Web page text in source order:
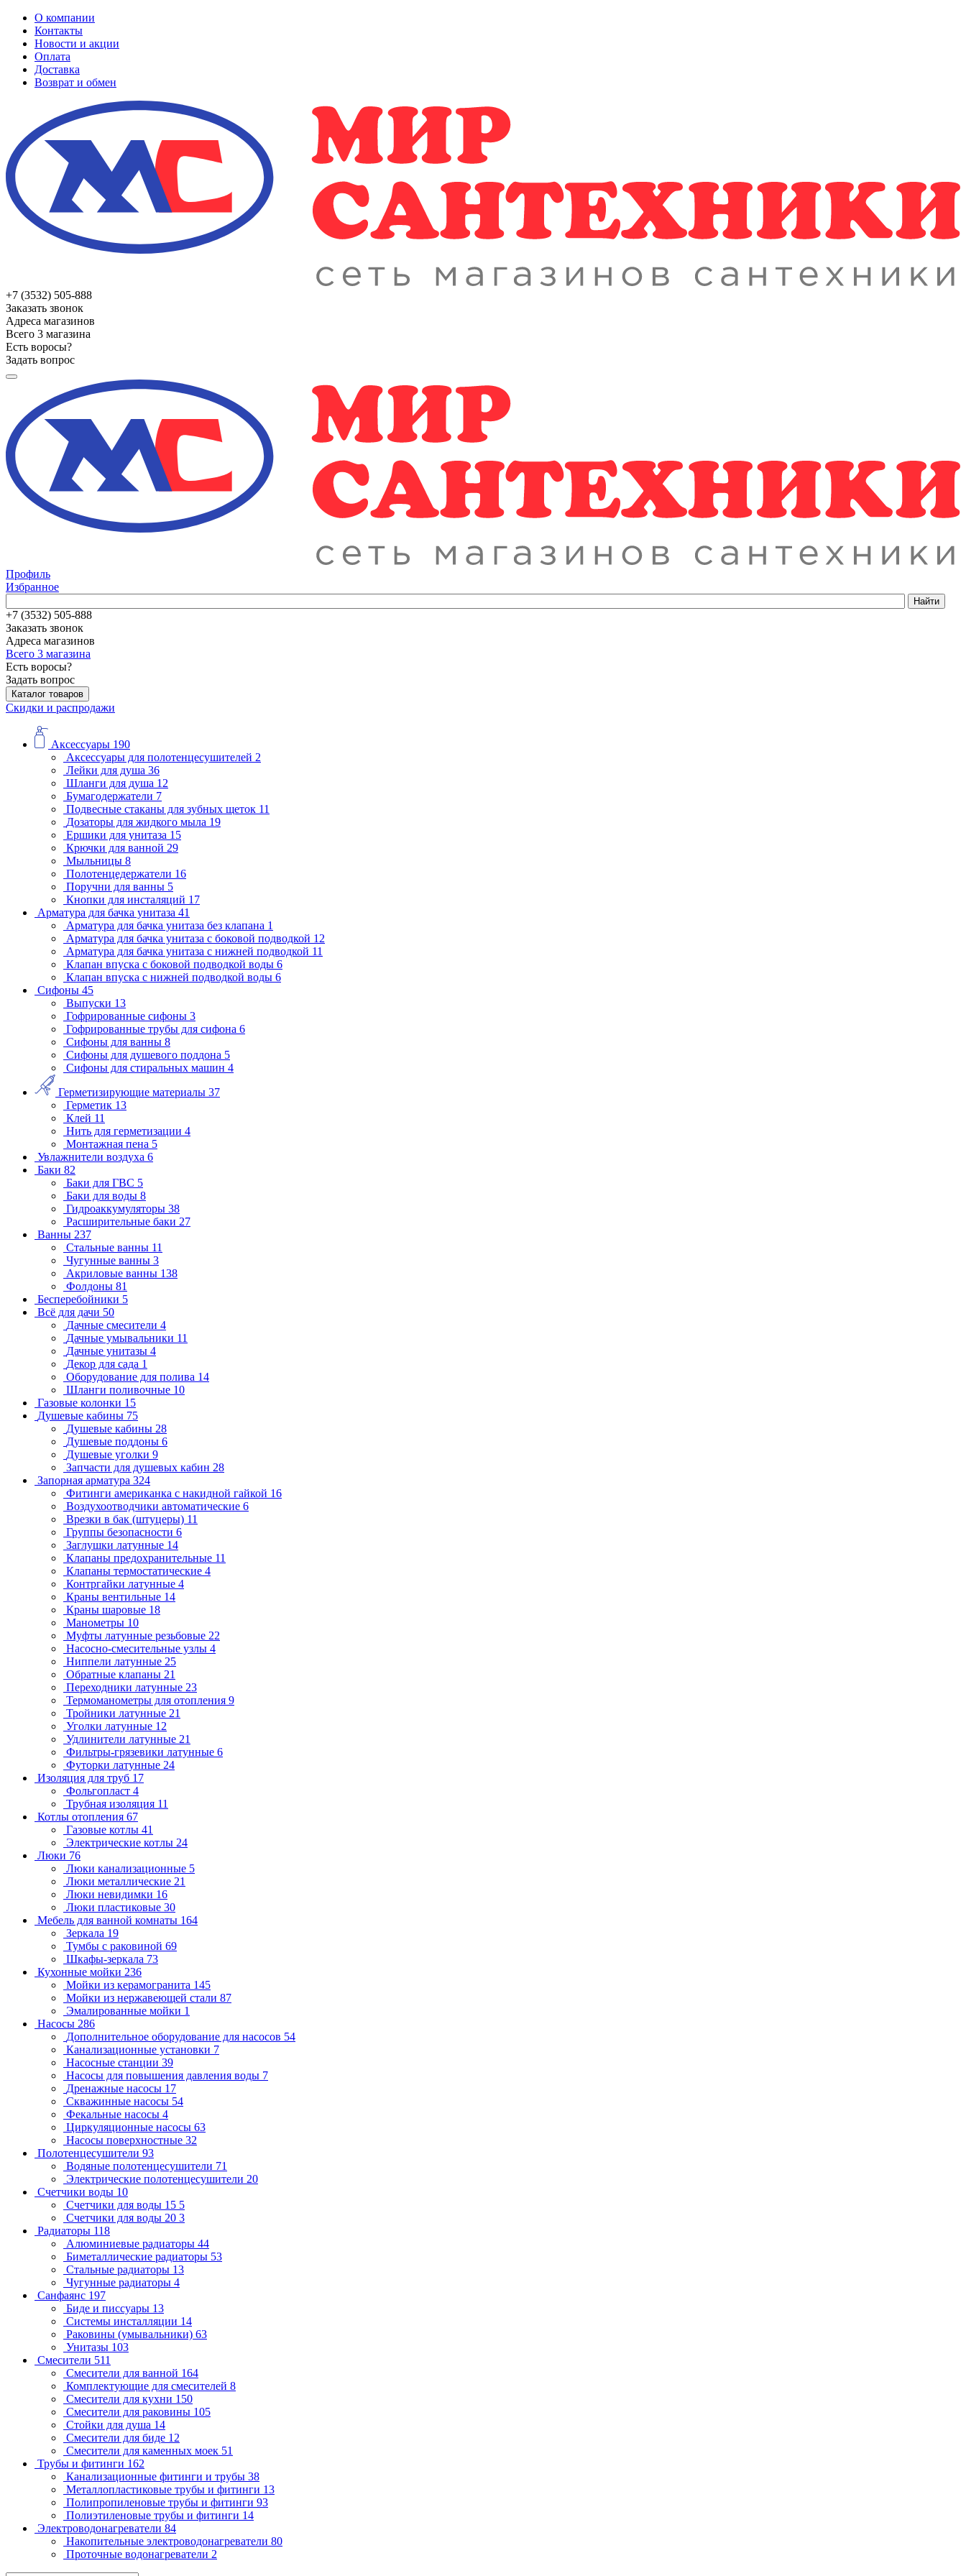
О компании
Контакты
Новости и акции
Оплата
Доставка
Возврат и обмен
+7 (3532) 505-888
Заказать звонок
Адреса магазинов
Всего 3 магазина
Есть воросы?
Задать вопрос
Профиль
Избранное
Найти
+7 (3532) 505-888
Заказать звонок
Адреса магазинов
Всего 3 магазина
Есть воросы?
Задать вопрос
Каталог товаров
Скидки и распродажи
Аксессуары 190
Аксессуары для полотенцесушителей 2
Лейки для душа 36
Шланги для душа 12
Бумагодержатели 7
Подвесные стаканы для зубных щеток 11
Дозаторы для жидкого мыла 19
Ершики для унитаза 15
Крючки для ванной 29
Мыльницы 8
Полотенцедержатели 16
Поручни для ванны 5
Кнопки для инсталяций 17
Арматура для бачка унитаза 41
Арматура для бачка унитаза без клапана 1
Арматура для бачка унитаза с боковой подводкой 12
Арматура для бачка унитаза с нижней подводкой 11
Клапан впуска с боковой подводкой воды 6
Клапан впуска с нижней подводкой воды 6
Сифоны 45
Выпуски 13
Гофрированные сифоны 3
Гофрированные трубы для сифона 6
Сифоны для ванны 8
Сифоны для душевого поддона 5
Сифоны для стиральных машин 4
Герметизирующие материалы 37
Герметик 13
Клей 11
Нить для герметизации 4
Монтажная пена 5
Увлажнители воздуха 6
Баки 82
Баки для ГВС 5
Баки для воды 8
Гидроаккумуляторы 38
Расширительные баки 27
Ванны 237
Стальные ванны 11
Чугунные ванны 3
Акриловые ванны 138
Фолдоны 81
Бесперебойники 5
Всё для дачи 50
Дачные смесители 4
Дачные умывальники 11
Дачные унитазы 4
Декор для сада 1
Оборудование для полива 14
Шланги поливочные 10
Газовые колонки 15
Душевые кабины 75
Душевые кабины 28
Душевые поддоны 6
Душевые уголки 9
Запчасти для душевых кабин 28
Запорная арматура 324
Фитинги американка с накидной гайкой 16
Воздухоотводчики автоматические 6
Врезки в бак (штуцеры) 11
Группы безопасности 6
Заглушки латунные 14
Клапаны предохранительные 11
Клапаны термостатические 4
Контргайки латунные 4
Краны вентильные 14
Краны шаровые 18
Манометры 10
Муфты латунные резьбовые 22
Насосно-смесительные узлы 4
Ниппели латунные 25
Обратные клапаны 21
Переходники латунные 23
Термоманометры для отопления 9
Тройники латунные 21
Уголки латунные 12
Удлинители латунные 21
Фильтры-грязевики латунные 6
Футорки латунные 24
Изоляция для труб 17
Фольгопласт 4
Трубная изоляция 11
Котлы отопления 67
Газовые котлы 41
Электрические котлы 24
Люки 76
Люки канализационные 5
Люки металлические 21
Люки невидимки 16
Люки пластиковые 30
Мебель для ванной комнаты 164
Зеркала 19
Тумбы с раковиной 69
Шкафы-зеркала 73
Кухонные мойки 236
Мойки из керамогранита 145
Мойки из нержавеющей стали 87
Эмалированные мойки 1
Насосы 286
Дополнительное оборудование для насосов 54
Канализационные установки 7
Насосные станции 39
Насосы для повышения давления воды 7
Дренажные насосы 17
Скважинные насосы 54
Фекальные насосы 4
Циркуляционные насосы 63
Насосы поверхностные 32
Полотенцесушители 93
Водяные полотенцесушители 71
Электрические полотенцесушители 20
Счетчики воды 10
Счетчики для воды 15 5
Счетчики для воды 20 3
Радиаторы 118
Алюминиевые радиаторы 44
Биметаллические радиаторы 53
Стальные радиаторы 13
Чугунные радиаторы 4
Санфаянс 197
Биде и писсуары 13
Системы инсталляции 14
Раковины (умывальники) 63
Унитазы 103
Смесители 511
Смесители для ванной 164
Комплектующие для смесителей 8
Смесители для кухни 150
Смесители для раковины 105
Стойки для душа 14
Смесители для биде 12
Смесители для каменных моек 51
Трубы и фитинги 162
Канализационные фитинги и трубы 38
Металлопластиковые трубы и фитинги 13
Полипропиленовые трубы и фитинги 93
Полиэтиленовые трубы и фитинги 14
Электроводонагреватели 84
Накопительные электроводонагреватели 80
Проточные водонагреватели 2